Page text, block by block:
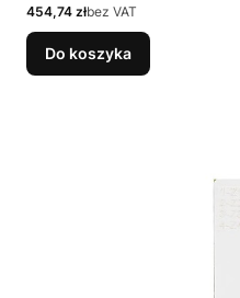
Cena
454,74 złbez VAT
Do koszyka